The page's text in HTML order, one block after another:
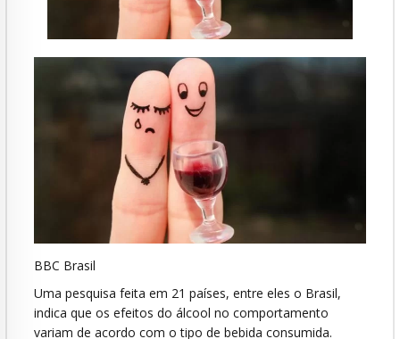
BBC Brasil
Uma pesquisa feita em 21 países, entre eles o Brasil,
indica que os efeitos do álcool no comportamento
variam de acordo com o tipo de bebida consumida.